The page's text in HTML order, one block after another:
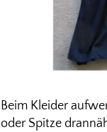
Beim Kleider
oder Spitze